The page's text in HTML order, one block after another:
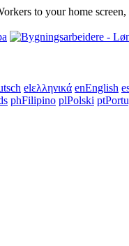
to your home
elελληνικά enEnglish
phFilipino plPolski pt